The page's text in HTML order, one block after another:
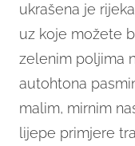
ukrašena je
uz koje možete
zelenim poljima
autohtona
malim, mirnim
lijepe primjere